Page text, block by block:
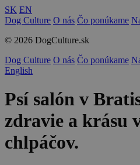
SK EN
Dog Culture O nás Čo ponúkame
© 2026 DogCulture.sk
Dog Culture O nás Čo ponúkame
English
Psí salón v
zdravie a krásu
chlpáčov.